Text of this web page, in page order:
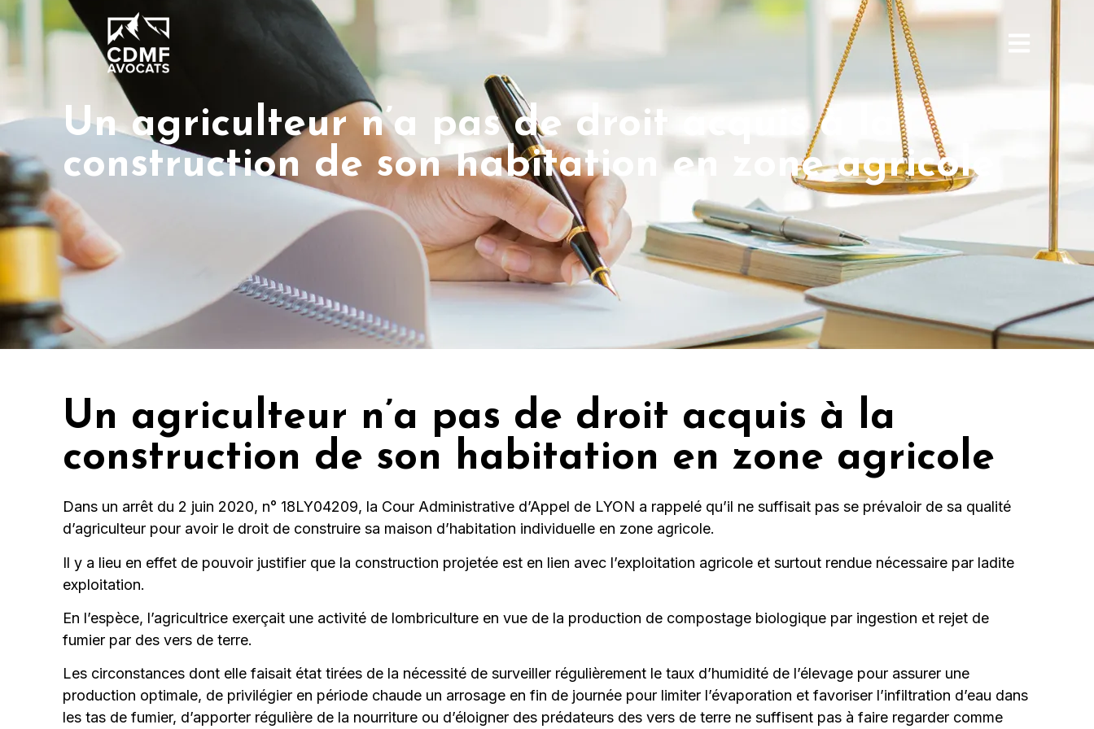
Un agriculteur n’a pas de droit acquis à la
construction de son habitation en zone agricole
Un agriculteur n’a pas de droit acquis à la
construction de son habitation en zone agricole
Dans un arrêt du 2 juin 2020, n° 18LY04209, la Cour Administrative d’Appel de LYON a rappelé qu’il ne suffisait pas se prévaloir de sa qualité
d’agriculteur pour avoir le droit de construire sa maison d’habitation individuelle en zone agricole.
Il y a lieu en effet de pouvoir justifier que la construction projetée est en lien avec l’exploitation agricole et surtout rendue nécessaire par ladite
exploitation.
En l’espèce, l’agricultrice exerçait une activité de lombriculture en vue de la production de compostage biologique par ingestion et rejet de
fumier par des vers de terre.
Les circonstances dont elle faisait état tirées de la nécessité de surveiller régulièrement le taux d’humidité de l’élevage pour assurer une
production optimale, de privilégier en période chaude un arrosage en fin de journée pour limiter l’évaporation et favoriser l’infiltration d’eau dans
les tas de fumier, d’apporter régulière de la nourriture ou d’éloigner des prédateurs des vers de terre ne suffisent pas à faire regarder comme